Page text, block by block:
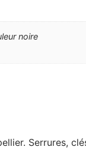
noire
Serrures,